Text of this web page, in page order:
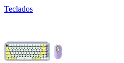
Teclados